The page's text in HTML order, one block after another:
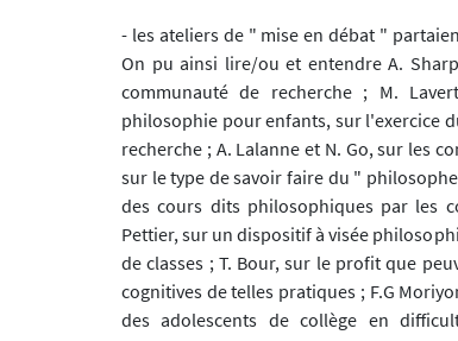
- les ateliers de " mise en débat "
On pu ainsi lire/ou et entendre A.
communauté de recherche ; M.
philosophie pour enfants, sur l'exercice
recherche ; A. Lalanne et N. Go, sur les
sur le type de savoir faire du "
des cours dits philosophiques par les
Pettier, sur un dispositif à visée
de classes ; T. Bour, sur le profit que
cognitives de telles pratiques ; F.G
des adolescents de collège en